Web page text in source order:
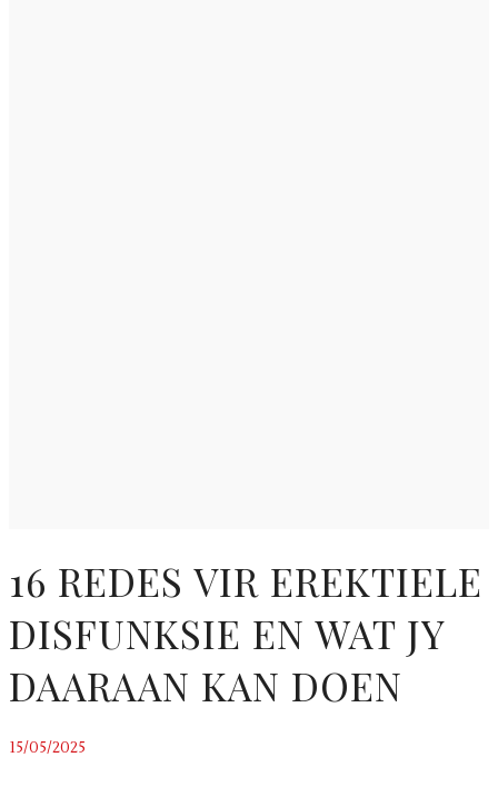
16 REDES VIR EREKTIELE
DISFUNKSIE EN WAT JY
DAARAAN KAN DOEN
15/05/2025